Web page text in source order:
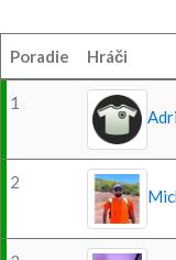
Poradie Hráči
1
2